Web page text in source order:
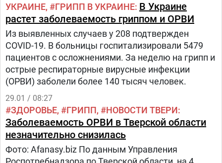
УКРАИНЕ
ГРИПП В УКРАИНЕ В Украине
растет заболеваемость гриппом и ОРВИ
Из выявленных случаев у 208 подтвержден
COVID-19. В больницы госпитализировали 5479
пациентов с осложнениями. За неделю на грипп и
острые респираторные вирусные инфекции
(ОРВИ) заболели более 140 тысяч человек.
29.01 / 08:27
ЗДОРОВЬЕ ГРИПП НОВОСТИ ТВЕРИ
Заболеваемость ОРВИ в Тверской области
незначительно снизилась
Фото: Afanasy.biz По данным Управления